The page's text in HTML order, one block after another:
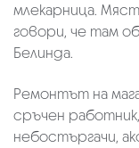
млекарница.
говори, че там
Белинда.
Ремонтът на
сръчен
небостъргачи,